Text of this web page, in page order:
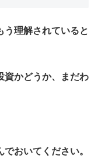
う理解されていると
資かどうか、まだわ
おいてください。